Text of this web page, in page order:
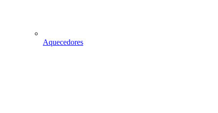
Aquecedores